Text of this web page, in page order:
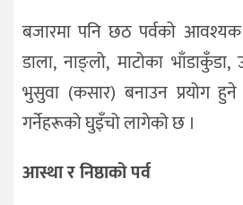
बजारमा पनि छठ पर्वको आवश्यक
डाला, नाङ्लो, माटोका
भुसुवा (कसार) बनाउन प्रयोग
गर्नेहरूको घुइँचो लागेको छ ।
आस्था र निष्ठाको पर्व